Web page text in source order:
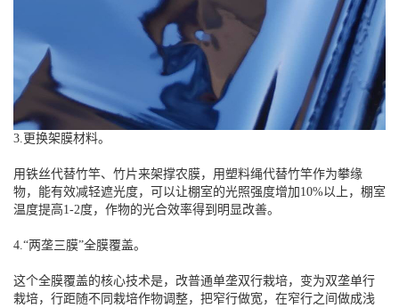
3.更换架膜材料。
用铁丝代替竹竿、竹片来架撑农膜，用塑料绳代替竹竿作为攀缘
物，能有效减轻遮光度，可以让棚室的光照强度增加10%以上，棚室
温度提高1-2度，作物的光合效率得到明显改善。
4.“两垄三膜”全膜覆盖。
这个全膜覆盖的核心技术是，改普通单垄双行栽培，变为双垄单行
栽培，行距随不同栽培作物调整，把窄行做宽，在窄行之间做成浅